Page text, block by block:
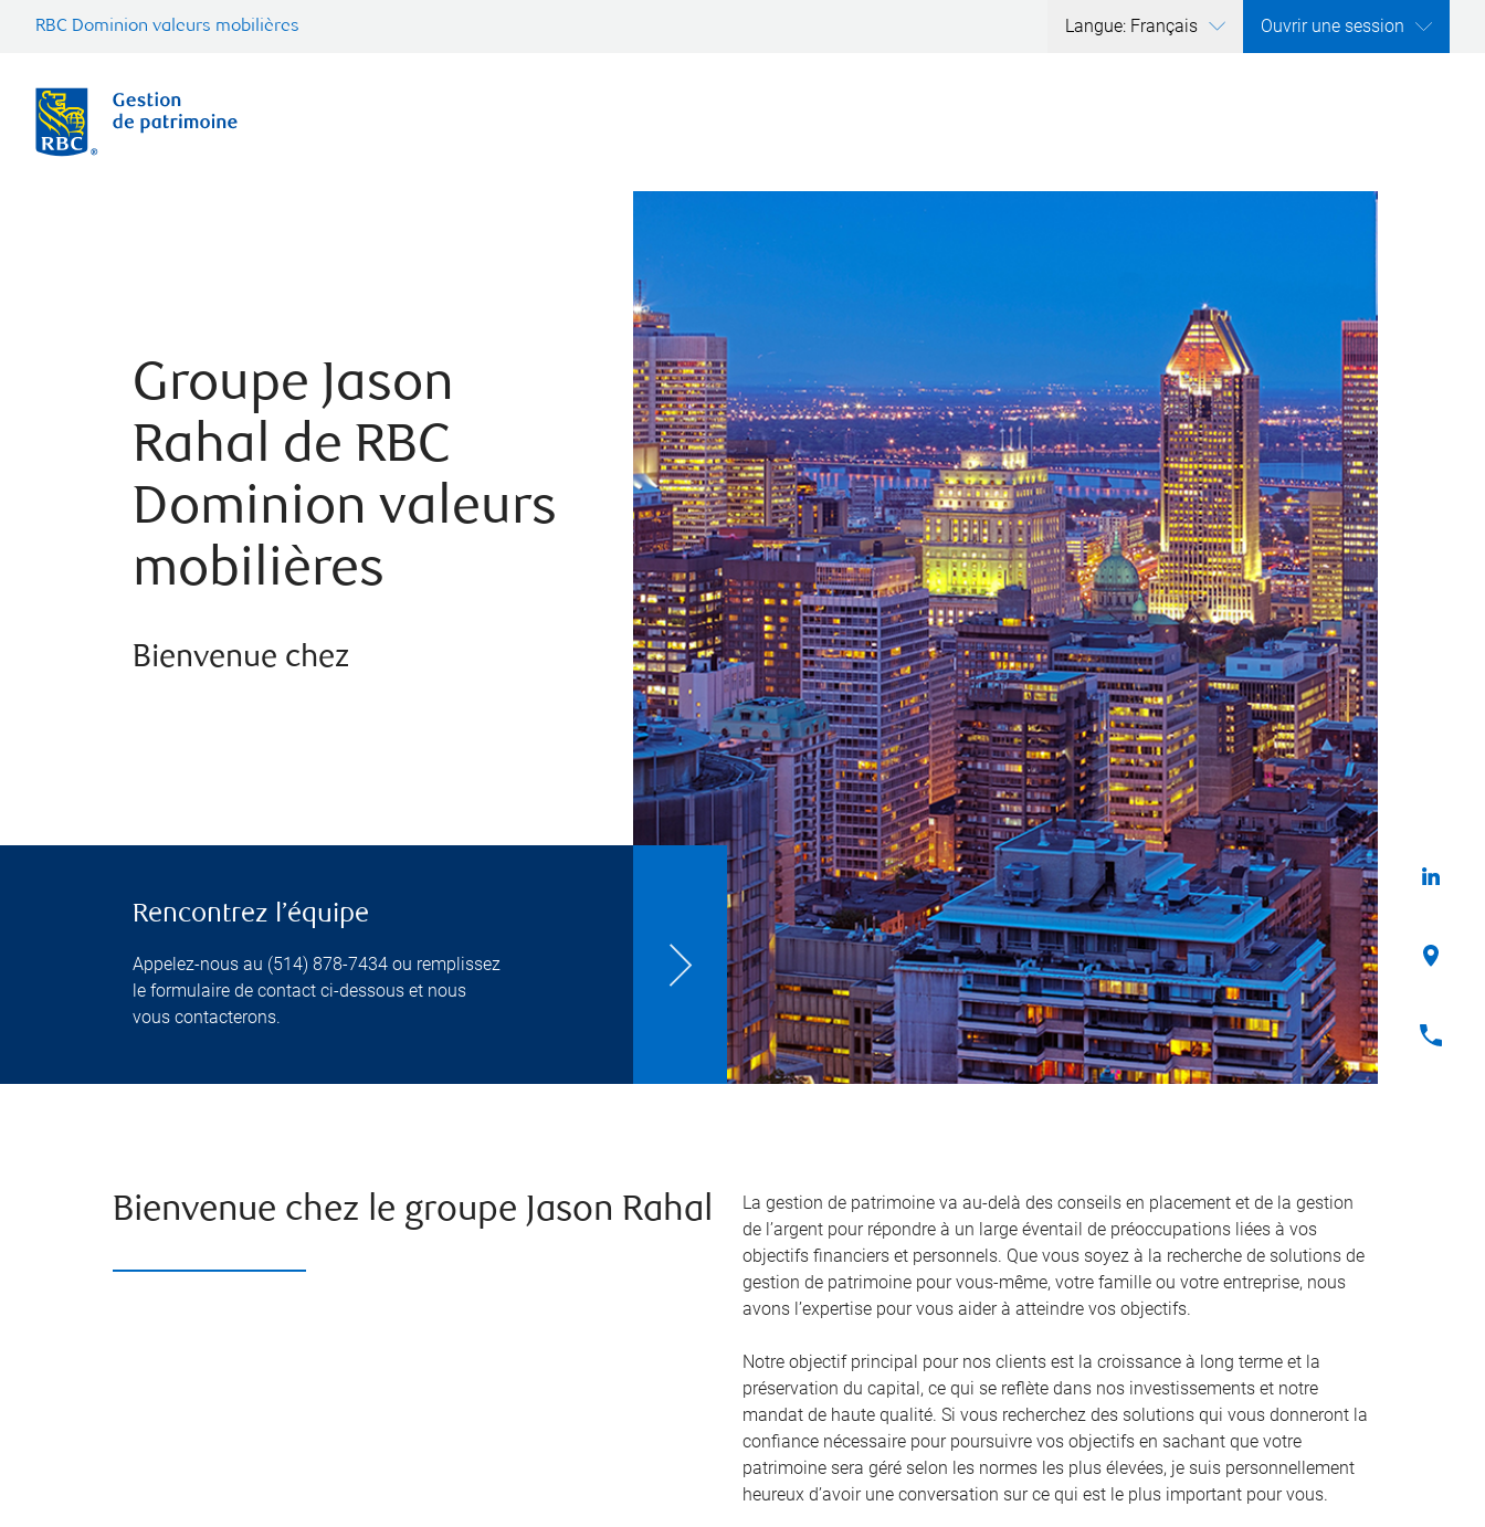
RBC Dominion valeurs mobilières Langue: Français Ouvrir une session
Groupe Jason
Rahal de RBC
Dominion valeurs
mobilières
Bienvenue chez
Rencontrez l’équipe
Appelez-nous au (514) 878-7434 ou remplissez
le formulaire de contact ci-dessous et nous
vous contacterons.
Bienvenue chez le groupe Jason Rahal
La gestion de patrimoine va au-delà des conseils en placement et de la gestion
de l’argent pour répondre à un large éventail de préoccupations liées à vos
objectifs financiers et personnels. Que vous soyez à la recherche de solutions de
gestion de patrimoine pour vous-même, votre famille ou votre entreprise, nous
avons l’expertise pour vous aider à atteindre vos objectifs.
Notre objectif principal pour nos clients est la croissance à long terme et la
préservation du capital, ce qui se reflète dans nos investissements et notre
mandat de haute qualité. Si vous recherchez des solutions qui vous donneront la
confiance nécessaire pour poursuivre vos objectifs en sachant que votre
patrimoine sera géré selon les normes les plus élevées, je suis personnellement
heureux d’avoir une conversation sur ce qui est le plus important pour vous.